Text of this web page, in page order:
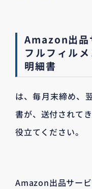
Amazon出品
フルフィル
明細書
は、毎月末締め、
書が、送付されて
役立てください。
Amazon出品サー